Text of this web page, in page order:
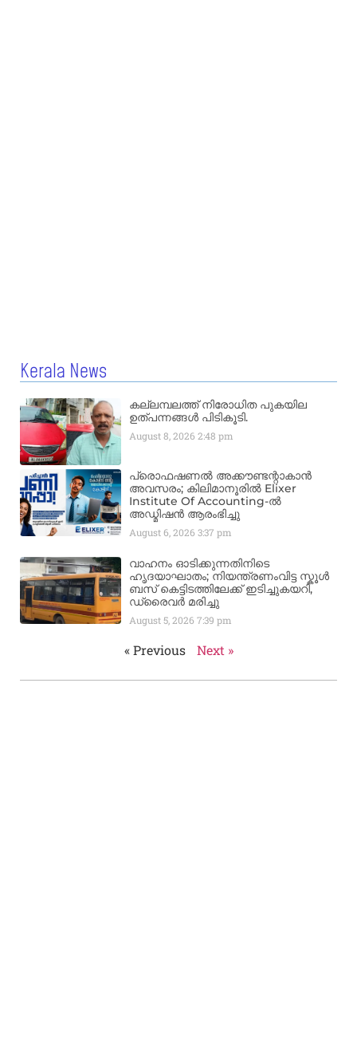
Kerala News
കല്ലമ്പലത്ത് നിരോധിത പുകയില
ഉത്പന്നങ്ങൾ പിടികൂടി.
August 8, 20262:48 pm
പ്രൊഫഷണൽ അക്കൗണ്ടന്റാകാൻ
അവസരം; കിലിമാനൂരിൽ Elixer
Institute Of Accounting-ൽ
അഡ്മിഷൻ ആരംഭിച്ചു
August 6, 20263:37 pm
വാഹനം ഓടിക്കുന്നതിനിടെ
ഹൃദയാഘാതം; നിയന്ത്രണംവിട്ട സ്കൂൾ
ബസ് കെട്ടിടത്തിലേക്ക് ഇടിച്ചുകയറി,
ഡ്രൈവർ മരിച്ചു
August 5, 20267:39 pm
« Previous Next »